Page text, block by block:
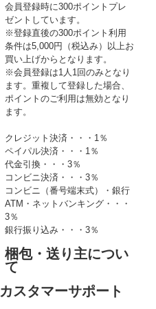
会員登録時に300ポイントプレ
ゼントしています。
※登録直後の300ポイント利用
条件は5,000円（税込み）以上お
買い上げからとなります。
※会員登録は1人1回のみとなり
ます。重複して登録した場合、
ポイントのご利用は無効となり
ます。
クレジット決済・・・1％
ペイパル決済・・・1％
代金引換・・・3％
コンビニ決済・・・3％
コンビニ（番号端末式）・銀行
ATM・ネットバンキング・・・
3％
銀行振り込み・・・3％
梱包・送り主につい
て
カスタマーサポート